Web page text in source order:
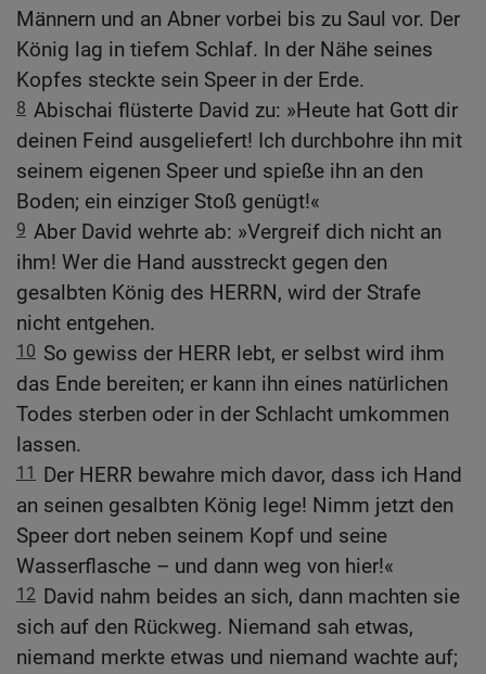
Männern und an Abner vorbei bis zu Saul vor. Der
König lag in tiefem Schlaf. In der Nähe seines
Kopfes steckte sein Speer in der Erde.
8 Abischai flüsterte David zu: »Heute hat Gott dir
deinen Feind ausgeliefert! Ich durchbohre ihn mit
seinem eigenen Speer und spieße ihn an den
Boden; ein einziger Stoß genügt!«
9 Aber David wehrte ab: »Vergreif dich nicht an
ihm! Wer die Hand ausstreckt gegen den
gesalbten König des HERRN, wird der Strafe
nicht entgehen.
10 So gewiss der HERR lebt, er selbst wird ihm
das Ende bereiten; er kann ihn eines natürlichen
Todes sterben oder in der Schlacht umkommen
lassen.
11
Der HERR bewahre mich davor, dass ich Hand
an seinen gesalbten König lege! Nimm jetzt den
Speer dort neben seinem Kopf und seine
Wasserflasche – und dann weg von hier!«
12 David nahm beides an sich, dann machten sie
sich auf den Rückweg. Niemand sah etwas,
niemand merkte etwas und niemand wachte auf;